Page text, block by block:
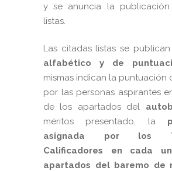
y se anuncia la
listas.
Las citadas listas se publican
alfabético y de
mismas indican la puntuación
por las personas aspirantes
de los apartados del
méritos presentado, la
asignada por los
Calificadores en cada
apartados del baremo de